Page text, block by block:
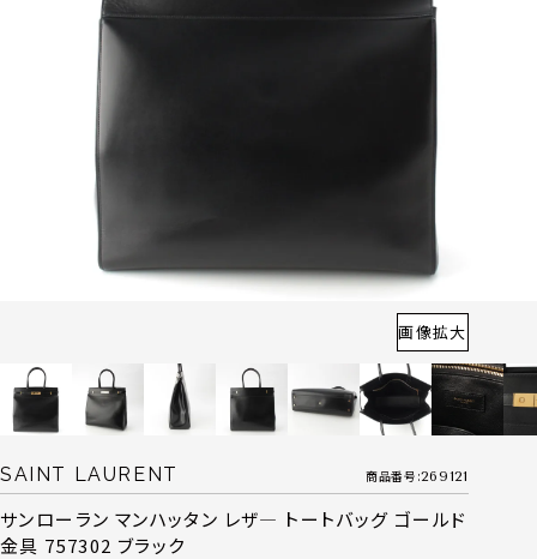
画像拡大
SAINT LAURENT 商品番号 269121
サンローラン マンハッタン レザ― トートバッグ ゴールド
金具 757302 ブラック